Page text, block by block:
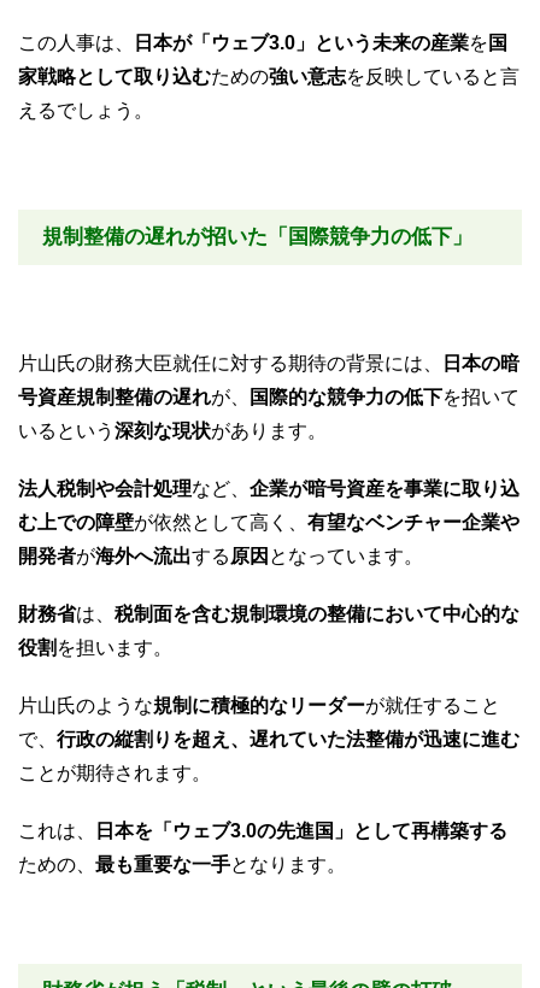
この人事は、 日本が「ウェブ3.0」という未来の産業を 国
家戦略として取り込むための強い意志を反映していると言
えるでしょう。
規制整備の遅れが招いた「国際競争力の低下」
片山氏の財務大臣就任に対する期待の背景には、
日本の暗
号資産規制整備の遅れが、 国際的な競争力の低下を招いて
いるという 深刻な現状があります。
法人税制や会計処理など、 企業が暗号資産を事業に取り込
む上での障壁が依然として高く、 有望なベンチャー企業や
開発者が海外へ流出する 原因 となっています。
財務省は、 税制面を含む規制環境の整備において中心的な
役割 を担います。
片山氏のような規制に積極的なリーダーが就任すること
で、 行政の縦割りを超え、遅れていた法整備が迅速に進む
ことが期待されます。
これは、
日本を「ウェブ3.0の先進国」として再構築する
ための、 最も重要な一手となります。